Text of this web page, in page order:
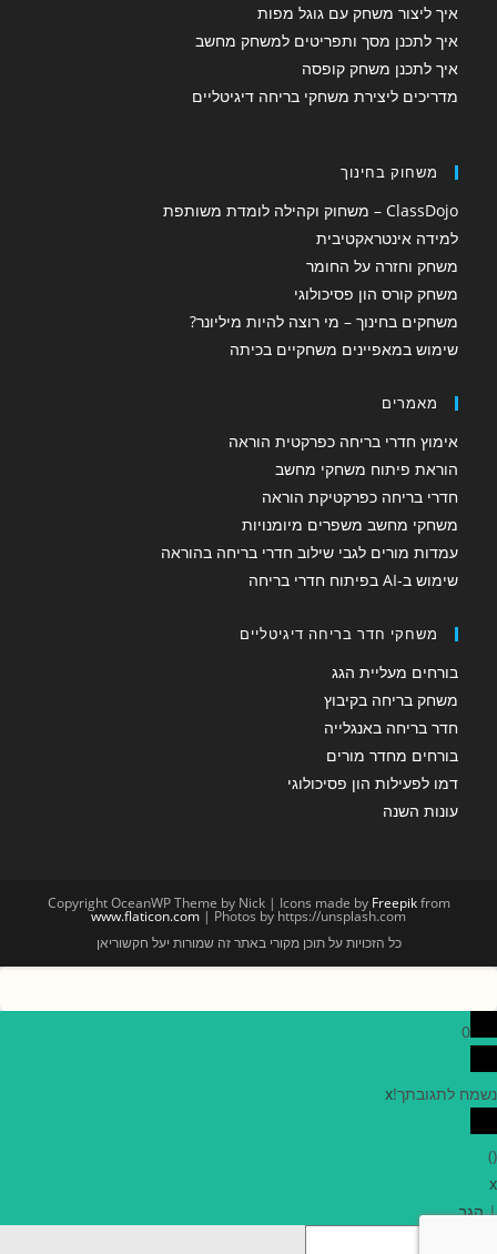
איך ליצור משחק עם גוגל מפות
איך לתכנן מסך ותפריטים למשחק מחשב
איך לתכנן משחק קופסה
מדריכים ליצירת משחקי בריחה דיגיטליים
משחוק בחינוך
ClassDojo – משחוק וקהילה לומדת משותפת
למידה אינטראקטיבית
משחק וחזרה על החומר
משחק קורס הון פסיכולוגי
משחקים בחינוך – מי רוצה להיות מיליונר?
שימוש במאפיינים משחקיים בכיתה
מאמרים
אימוץ חדרי בריחה כפרקטית הוראה
הוראת פיתוח משחקי מחשב
חדרי בריחה כפרקטיקת הוראה
משחקי מחשב משפרים מיומנויות
עמדות מורים לגבי שילוב חדרי בריחה בהוראה
שימוש ב-AI בפיתוח חדרי בריחה
משחקי חדר בריחה דיגיטליים
בורחים מעליית הגג
משחק בריחה בקיבוץ
חדר בריחה באנגלייה
בורחים מחדר מורים
דמו לפעילות הון פסיכולוגי
עונות השנה
Copyright OceanWP Theme by Nick | Icons made by Freepikfrom
www.flaticon.com | Photos by https://unsplash.com
כל הזכויות על תוכן מקורי באתר זה שמורות יעל חקשוריאן
0
נשמח לתגובתך!x
(
)
x
|הגב